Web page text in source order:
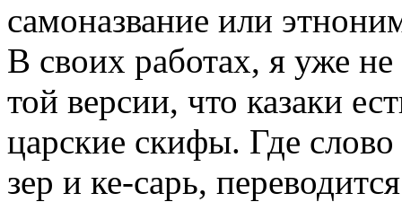
самоназвание или
В своих работах, я уже
той версии, что казаки
царские скифы. Где
зер и ке-сарь,